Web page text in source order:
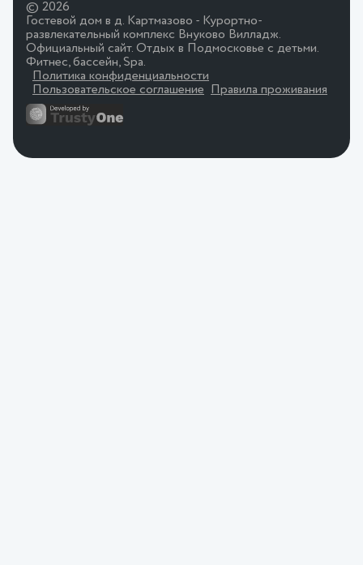
© 2026
Гостевой дом в д. Картмазово - Курортно-
развлекательный комплекс Внуково Вилладж.
Официальный сайт. Отдых в Подмосковье с детьми.
Фитнес, бассейн, Spa.
Политика конфиденциальности
Пользовательское соглашение
Правила проживания